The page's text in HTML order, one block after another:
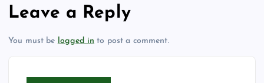
Leave a Reply
You must be logged in to post a comment.